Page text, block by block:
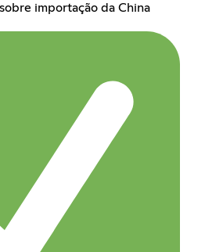
importação da China